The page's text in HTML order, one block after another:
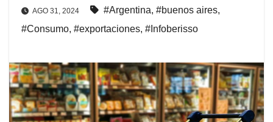
AGO 31, 2024 #Argentina, #buenos aires,
#Consumo, #exportaciones, #Infoberisso